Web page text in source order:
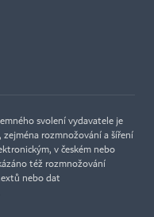
svolení vydavatele je
rozmnožování a šíření
v českém nebo
též rozmnožování
nebo dat